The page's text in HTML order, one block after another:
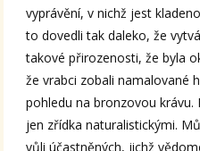
vyprávění, v nichž jest
to dovedli tak daleko, že
takové přirozenosti, že byla
že vrabci zobali namalované
pohledu na bronzovou
jen zřídka naturalistickými.
vůli účastněných, jichž